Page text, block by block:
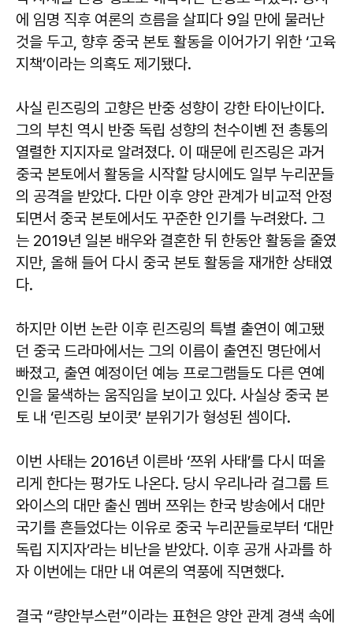
에 임명 직후 여론의 흐름을 살피다 9일 만에 물러난
것을 두고, 향후 중국 본토 활동을 이어가기 위한 ‘고육
지책’이라는 의혹도 제기됐다.
사실 린즈링의 고향은 반중 성향이 강한 타이난이다.
그의 부친 역시 반중 독립 성향의 천수이볜 전 총통의
열렬한 지지자로 알려졌다. 이 때문에 린즈링은 과거
중국 본토에서 활동을 시작할 당시에도 일부 누리꾼들
의 공격을 받았다. 다만 이후 양안 관계가 비교적 안정
되면서 중국 본토에서도 꾸준한 인기를 누려왔다. 그
는 2019년 일본 배우와 결혼한 뒤 한동안 활동을 줄였
지만, 올해 들어 다시 중국 본토 활동을 재개한 상태였
다.
하지만 이번 논란 이후 린즈링의 특별 출연이 예고됐
던 중국 드라마에서는 그의 이름이 출연진 명단에서
빠졌고, 출연 예정이던 예능 프로그램들도 다른 연예
인을 물색하는 움직임을 보이고 있다. 사실상 중국 본
토 내 ‘린즈링 보이콧’ 분위기가 형성된 셈이다.
이번 사태는 2016년 이른바 ‘쯔위 사태’를 다시 떠올
리게 한다는 평가도 나온다. 당시 우리나라 걸그룹 트
와이스의 대만 출신 멤버 쯔위는 한국 방송에서 대만
국기를 흔들었다는 이유로 중국 누리꾼들로부터 ‘대만
독립 지지자’라는 비난을 받았다. 이후 공개 사과를 하
자 이번에는 대만 내 여론의 역풍에 직면했다.
결국 “량안부스런”이라는 표현은 양안 관계 경색 속에